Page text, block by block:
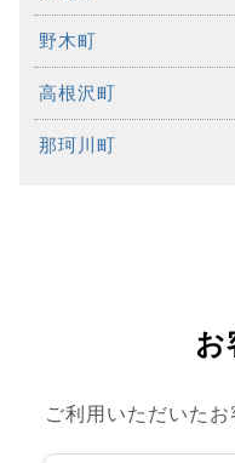
野木町
高根沢町
那珂川町
お
ご利用いただいた